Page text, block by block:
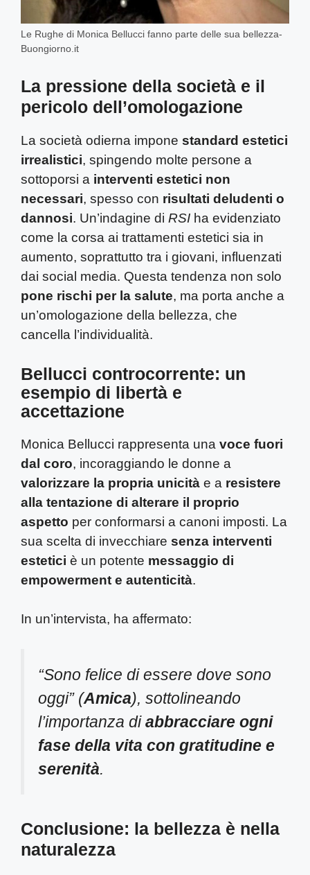
Le Rughe di Monica Bellucci fanno parte delle sua bellezza-
Buongiorno.it
La pressione della società e il
pericolo dell’omologazione
La società odierna impone standard estetici
irrealistici, spingendo molte persone a
sottoporsi a interventi estetici non
necessari, spesso con risultati deludenti o
dannosi. Un’indagine di RSI ha evidenziato
come la corsa ai trattamenti estetici sia in
aumento, soprattutto tra i giovani, influenzati
dai social media. Questa tendenza non solo
pone rischi per la salute, ma porta anche a
un’omologazione della bellezza, che
cancella l’individualità.
Bellucci controcorrente: un
esempio di libertà e
accettazione
Monica Bellucci rappresenta una voce fuori
dal coro, incoraggiando le donne a
valorizzare la propria unicità e a resistere
alla tentazione di alterare il proprio
aspetto per conformarsi a canoni imposti. La
sua scelta di invecchiare senza interventi
estetici è un potente messaggio di
empowerment e autenticità.
In un’intervista, ha affermato:
“Sono felice di essere dove sono
oggi”(Amica), sottolineando
l’importanza diabbracciare ogni
fase della vita con gratitudine e
serenità.
Conclusione: la bellezza è nella
naturalezza